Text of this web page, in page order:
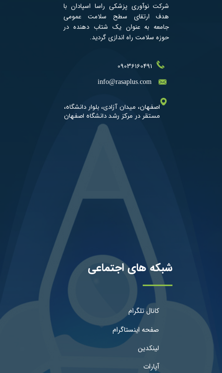
09036160491
​info@rasaplus.com
شرکت نوآوری پزشکی راسا اسپادان با
هدف ارتقای سطح سلامت عمومی
جامعه به عنوان یک شتاب­ دهنده در
حوزه سلامت راه اندازی گردید. ​​​
شبکه های اجتماعی
کانال تلگرام
صفحه اینستاگرام
لینکدین
آپارات